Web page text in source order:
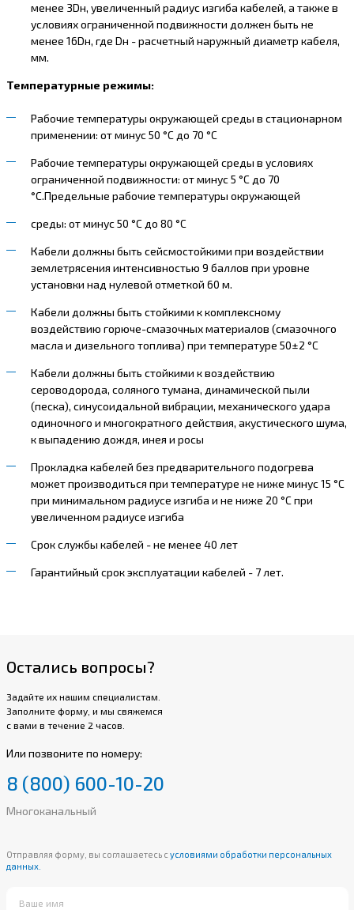
менее 3Dн, увеличенный радиус изгиба кабелей, а также в
условиях ограниченной подвижности должен быть не
менее 16Dн, где Dн - расчетный наружный диаметр кабеля,
мм.
Температурные режимы:
Рабочие температуры окружающей среды в стационарном
применении: от минус 50 °С до 70 °С
Рабочие температуры окружающей среды в условиях
ограниченной подвижности: от минус 5 °С до 70
°С.Предельные рабочие температуры окружающей
среды: от минус 50 °С до 80 °С
Кабели должны быть сейсмостойкими при воздействии
землетрясения интенсивностью 9 баллов при уровне
установки над нулевой отметкой 60 м.
Кабели должны быть стойкими к комплексному
воздействию горюче-смазочных материалов (смазочного
масла и дизельного топлива) при температуре 50±2 °С
Кабели должны быть стойкими к воздействию
сероводорода, соляного тумана, динамической пыли
(песка), синусоидальной вибрации, механического удара
одиночного и многократного действия, акустического шума,
к выпадению дождя, инея и росы
Прокладка кабелей без предварительного подогрева
может производиться при температуре не ниже минус 15 °С
при минимальном радиусе изгиба и не ниже 20 °С при
увеличенном радиусе изгиба
Срок службы кабелей - не менее 40 лет
Гарантийный срок эксплуатации кабелей - 7 лет.
Остались вопросы?
Задайте их нашим специалистам.
Заполните форму, и мы свяжемся
с вами в течение 2 часов.
Или позвоните по номеру:
8 (800) 600-10-20
Многоканальный
Отправляя форму, вы соглашаетесь с условиями обработки персональных
данных.